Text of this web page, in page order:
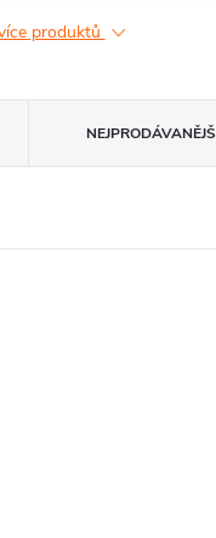
produktů